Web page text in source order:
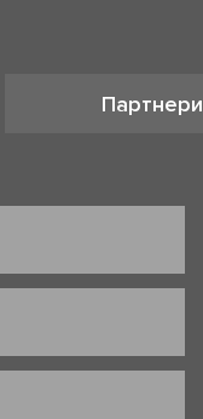
Партнери